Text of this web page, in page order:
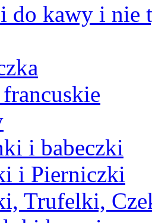
do kawy i nie
i babeczki
i Pierniczki
Trufelki,